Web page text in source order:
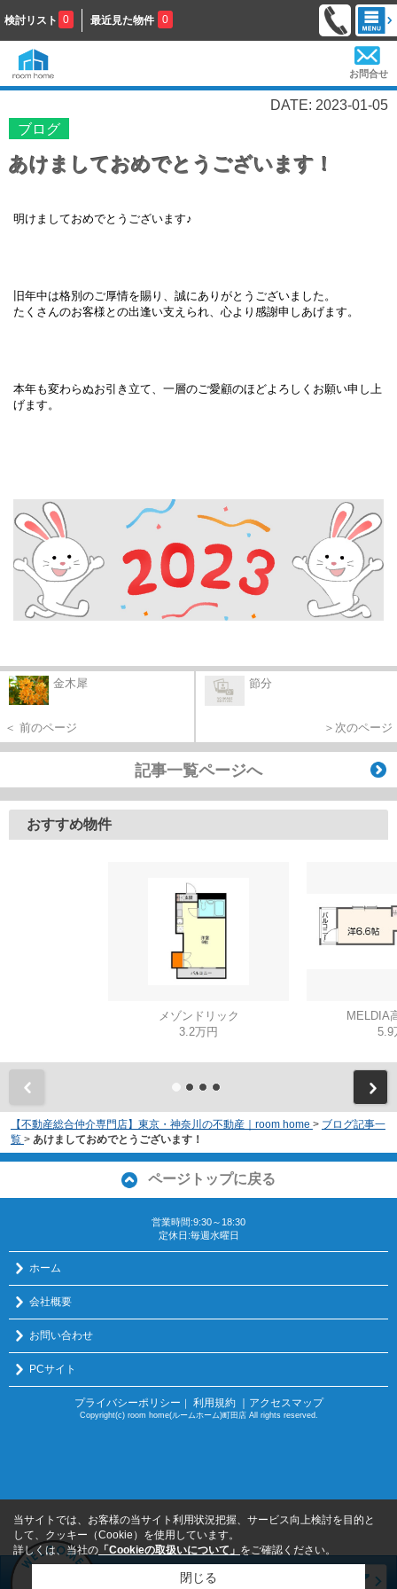
検討リスト 0 最近見た物件 0
お問合せ
DATE: 2023-01-05
ブログ
あけましておめでとうございます！
明けましておめでとうございます♪
旧年中は格別のご厚情を賜り、誠にありがとうございました。
たくさんのお客様との出逢い支えられ、心より感謝申しあげます。
本年も変わらぬお引き立て、一層のご愛顧のほどよろしくお願い申し上
げます。
金木犀
＜ 前のページ
節分
＞次のページ
記事一覧ページへ
おすすめ物件
メゾンドリック
3.2万円
MELDIA
5.9
【不動産総合仲介専門店】東京・神奈川の不動産｜room home > ブログ記事一
覧 > あけましておめでとうございます！
ページトップに戻る
営業時間:9:30～18:30
定休日:毎週水曜日
ホーム
会社概要
お問い合わせ
PCサイト
プライバシーポリシー ｜ 利用規約 ｜アクセスマップ
Copyright(c) room home(ルームホーム)町田店 All rights reserved.
当サイトでは、お客様の当サイト利用状況把握、サービス向上検討を目的と
して、クッキー（Cookie）を使用しています。
詳しくは、当社の 「Cookieの取扱いについて」 をご確認ください。
閉じる